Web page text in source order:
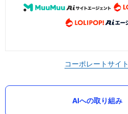
コーポレートサイト
AIへの取り組み